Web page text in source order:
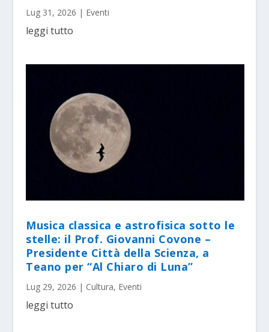
Lug 31, 2026 | Eventi
leggi tutto
Musica classica e astrofisica sotto le
stelle: il Prof. Giovanni Covone –
Presidente Città della Scienza, a
Teano per “Al Chiaro di Luna”
Lug 29, 2026 | Cultura, Eventi
leggi tutto